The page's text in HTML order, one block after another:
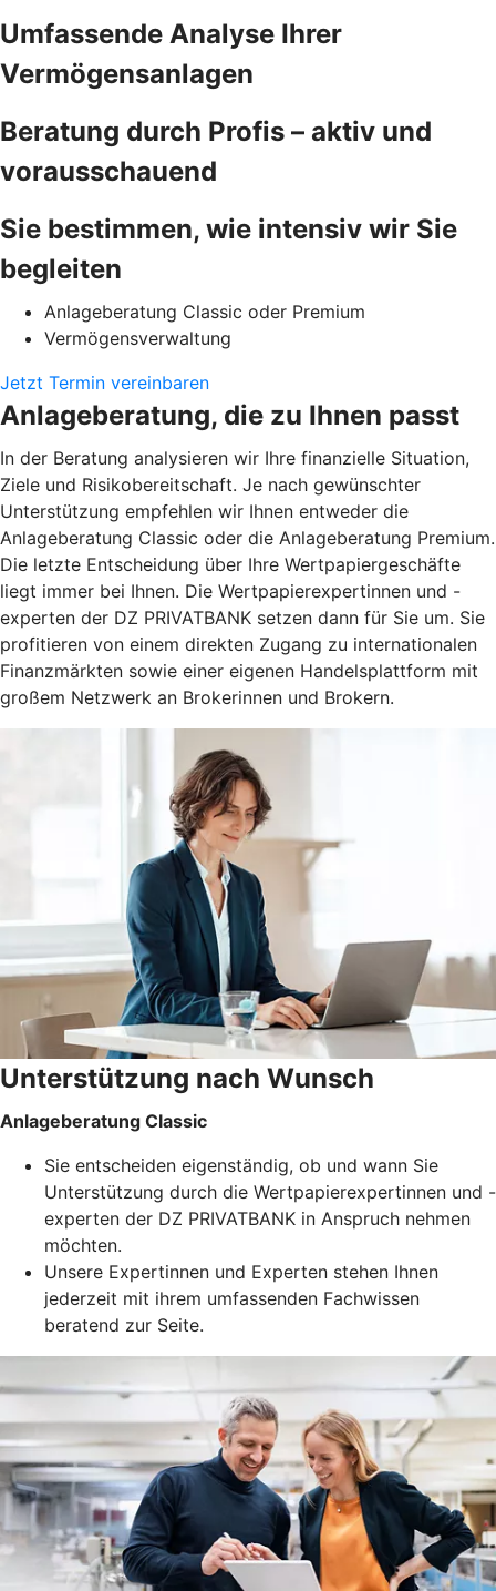
Umfassende Analyse Ihrer
Vermögensanlagen
Beratung durch Profis – aktiv und
vorausschauend
Sie bestimmen, wie intensiv wir Sie
begleiten
Anlageberatung Classic oder Premium
Vermögensverwaltung
Jetzt Termin vereinbaren
Anlageberatung, die zu Ihnen passt
In der Beratung analysieren wir Ihre finanzielle Situation,
Ziele und Risikobereitschaft. Je nach gewünschter
Unterstützung empfehlen wir Ihnen entweder die
Anlageberatung Classic oder die Anlageberatung Premium.
Die letzte Entscheidung über Ihre Wertpapiergeschäfte
liegt immer bei Ihnen. Die Wertpapierexpertinnen und -
experten der DZ PRIVATBANK setzen dann für Sie um. Sie
profitieren von einem direkten Zugang zu internationalen
Finanzmärkten sowie einer eigenen Handelsplattform mit
großem Netzwerk an Brokerinnen und Brokern.
Unterstützung nach Wunsch
Anlageberatung Classic
Sie entscheiden eigenständig, ob und wann Sie
Unterstützung durch die Wertpapierexpertinnen und -
experten der DZ PRIVATBANK in Anspruch nehmen
möchten.
Unsere Expertinnen und Experten stehen Ihnen
jederzeit mit ihrem umfassenden Fachwissen
beratend zur Seite.